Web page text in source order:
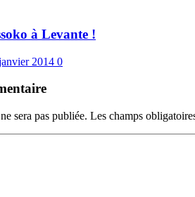
à Levante !
2014 0
sera pas publiée. Les champs